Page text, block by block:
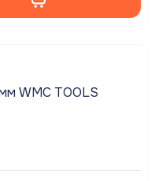
WMC TOOLS